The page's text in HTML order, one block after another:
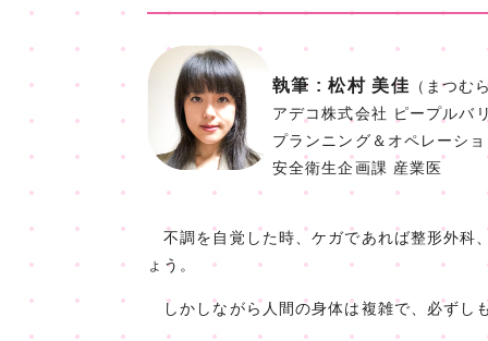
執筆 : 松村 美佳 （まつむ
アデコ株式会社 ピープルバ
プランニング＆オペレーシ
安全衛生企画課 産業医
不調を自覚した時、ケガであれば整形外科
ょう。
しかしながら人間の身体は複雑で、必ずし